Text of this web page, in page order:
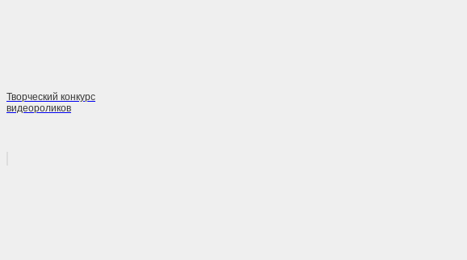
Творческий конкурс
видеороликов